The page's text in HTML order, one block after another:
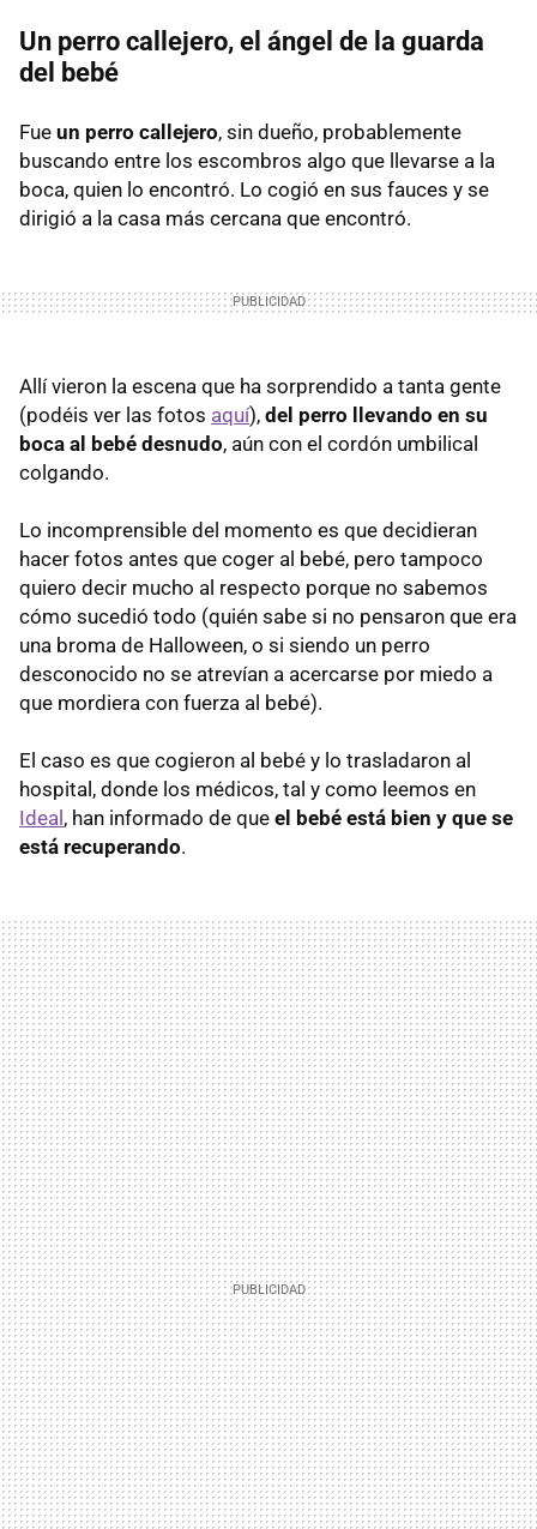
Un perro callejero, el ángel de la guarda
del bebé
Fue un perro callejero, sin dueño, probablemente
buscando entre los escombros algo que llevarse a la
boca, quien lo encontró. Lo cogió en sus fauces y se
dirigió a la casa más cercana que encontró.
Allí vieron la escena que ha sorprendido a tanta gente
(podéis ver las fotos aquí), del perro llevando en su
boca al bebé desnudo, aún con el cordón umbilical
colgando.
Lo incomprensible del momento es que decidieran
hacer fotos antes que coger al bebé, pero tampoco
quiero decir mucho al respecto porque no sabemos
cómo sucedió todo (quién sabe si no pensaron que era
una broma de Halloween, o si siendo un perro
desconocido no se atrevían a acercarse por miedo a
que mordiera con fuerza al bebé).
El caso es que cogieron al bebé y lo trasladaron al
hospital, donde los médicos, tal y como leemos en
Ideal, han informado de que el bebé está bien y que se
está recuperando.